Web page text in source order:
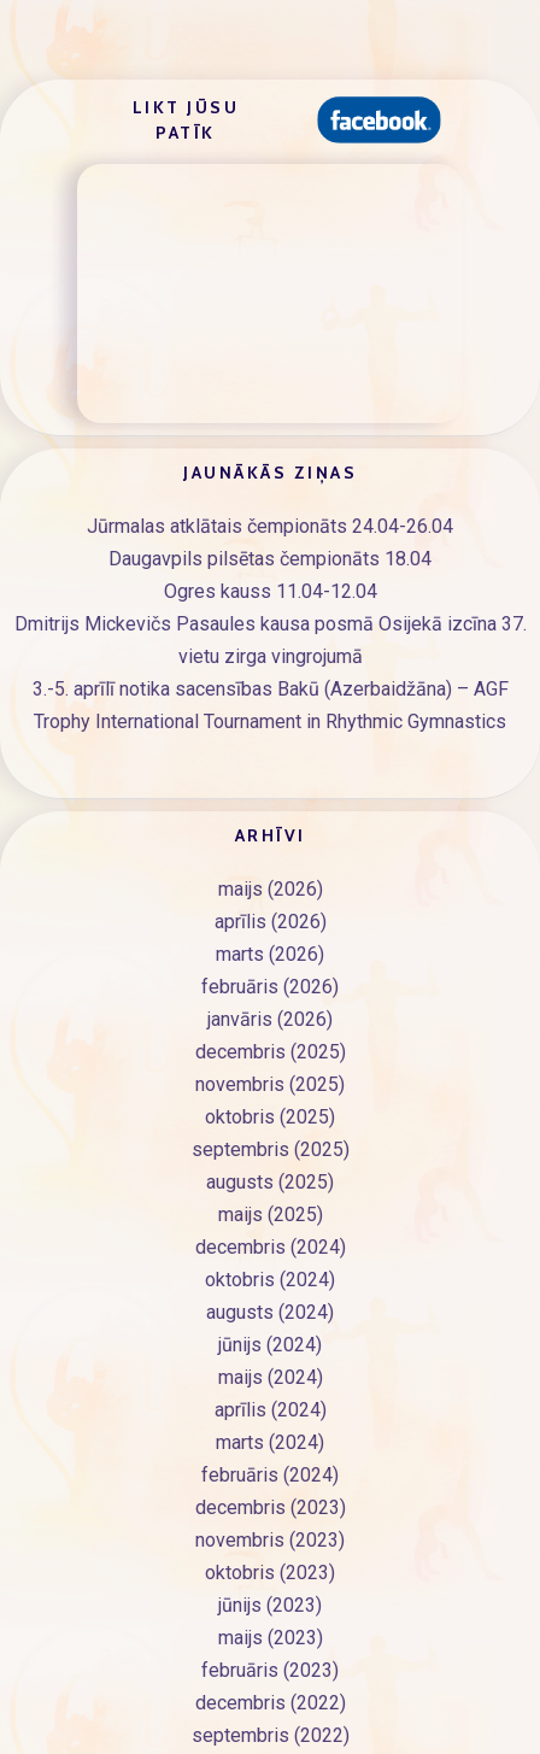
NAVIGĀCIJA
LIKT JŪSU
PATĪK
JAUNĀKĀS ZIŅAS
Jūrmalas atklātais čempionāts 24.04-26.04
Daugavpils pilsētas čempionāts 18.04
Ogres kauss 11.04-12.04
Dmitrijs Mickevičs Pasaules kausa posmā Osijekā izcīna 37.
vietu zirga vingrojumā
3.-5. aprīlī notika sacensības Bakū (Azerbaidžāna) – AGF
Trophy International Tournament in Rhythmic Gymnastics
ARHĪVI
maijs (2026)
aprīlis (2026)
marts (2026)
februāris (2026)
janvāris (2026)
decembris (2025)
novembris (2025)
oktobris (2025)
septembris (2025)
augusts (2025)
maijs (2025)
decembris (2024)
oktobris (2024)
augusts (2024)
jūnijs (2024)
maijs (2024)
aprīlis (2024)
marts (2024)
februāris (2024)
decembris (2023)
novembris (2023)
oktobris (2023)
jūnijs (2023)
maijs (2023)
februāris (2023)
decembris (2022)
septembris (2022)